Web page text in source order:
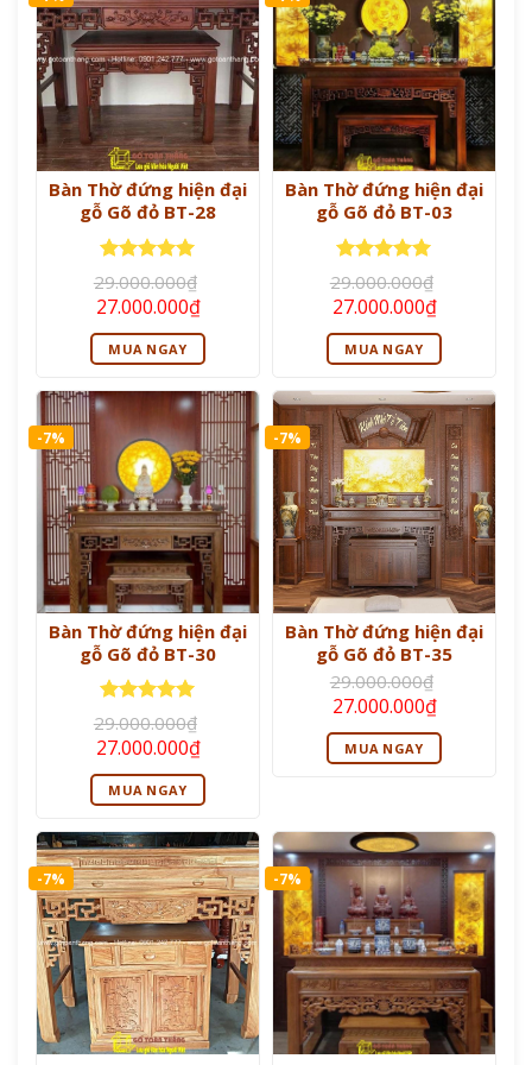
Bàn Thờ đứng hiện đại
gỗ Gõ đỏ BT-28
Được xếp
hạng55
sao
29.000.000₫
Giá
gốc
là:
29.000.000₫.
27.000.000₫Giá
hiện
tại
là:
27.000.000₫.
MUA NGAY
Bàn Thờ đứng hiện đại
gỗ Gõ đỏ BT-03
Được xếp
hạng55
sao
29.000.000₫
Giá
gốc
là:
29.000.000₫.
27.000.000₫Giá
hiện
tại
là:
MUA NGAY
-7%
Bàn Thờ đứng hiện đại
gỗ Gõ đỏ BT-30
Được xếp
hạng55
sao
29.000.000₫
Giá
gốc
là:
29.000.000₫.
27.000.000₫Giá
hiện
tại
là:
MUA NGAY
-7%
Bàn Thờ đứng hiện đại
gỗ Gõ đỏ BT-35
29.000.000₫
Giá
gốc
là:
29.000.000₫.
27.000.000₫Giá
hiện
tại
là:
MUA NGAY
-7% -7%